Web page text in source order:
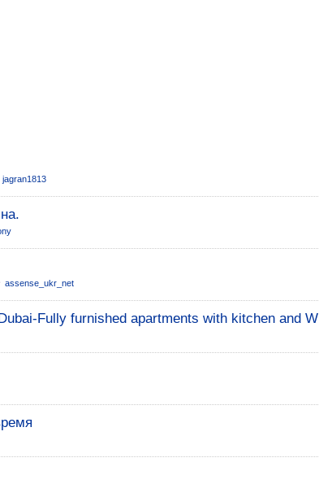
jagran1813
assense_ukr_net
Fully furnished apartments with kitchen and W